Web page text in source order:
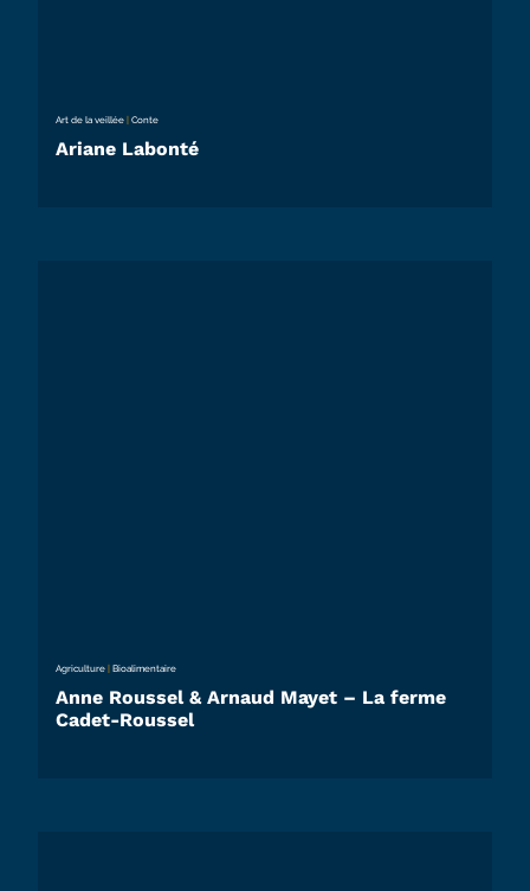
Art de la veillée |Conte
Ariane Labonté
Agriculture |Bioalimentaire
Anne Roussel & Arnaud Mayet – La ferme
Cadet-Roussel